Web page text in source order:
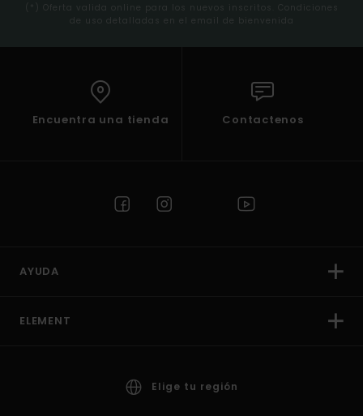
(*) Oferta valida online para los nuevos inscritos. Condiciones
de uso detalladas en el email de bienvenida
Encuentra una tienda Contactenos
AYUDA
ELEMENT
Elige tu región